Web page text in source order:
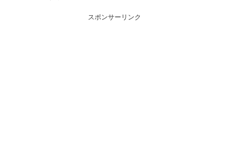
スポンサーリンク